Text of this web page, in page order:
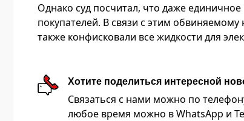
Однако суд посчитал, что даже
покупателей. В связи с этим
также конфисковали все жидкости для
Хотите поделиться интересной
Связаться с нами можно по
любое время можно в WhatsApp и